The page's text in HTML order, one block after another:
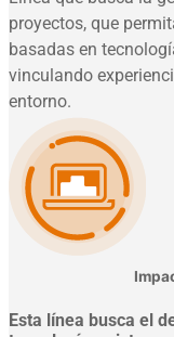
proyectos, que
basadas en
vinculando
entorno.
Esta línea busca el